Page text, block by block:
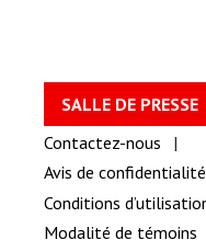
SALLE DE PRESSE
Contactez-nous
Avis de confidentialité
Conditions
Modalité de témoins